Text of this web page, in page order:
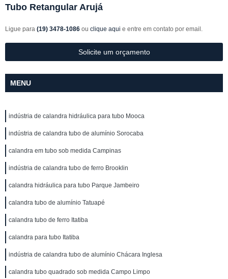
Tubo Retangular Arujá
Ligue para (19) 3478-1086 ou clique aqui e entre em contato por email.
Solicite um orçamento
MENU
indústria de calandra hidráulica para tubo Mooca
indústria de calandra tubo de alumínio Sorocaba
calandra em tubo sob medida Campinas
indústria de calandra tubo de ferro Brooklin
calandra hidráulica para tubo Parque Jambeiro
calandra tubo de alumínio Tatuapé
calandra tubo de ferro Itatiba
calandra para tubo Itatiba
indústria de calandra tubo de alumínio Chácara Inglesa
calandra tubo quadrado sob medida Campo Limpo